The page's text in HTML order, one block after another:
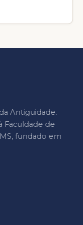
Antiguidade.
Faculdade de
fundado em